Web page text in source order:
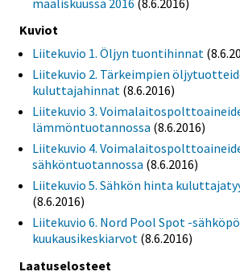
Kuviot
Liitekuvio 1. Öljyn tuontihinnat
Liitekuvio 2. Tärkeimpien
kuluttajahinnat (8.6.2016)
Liitekuvio 3.
lämmöntuotannossa (8.6.2016)
Liitekuvio 4.
sähköntuotannossa (8.6.2016)
Liitekuvio 5. Sähkön hinta
(8.6.2016)
Liitekuvio 6. Nord Pool Spot -
kuukausikeskiarvot (8.6.2016)
Laatuselosteet